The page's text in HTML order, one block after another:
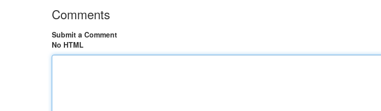
Comments
Submit a Comment
No HTML